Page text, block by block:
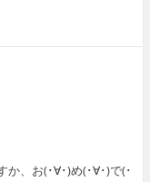
か、お(･∀･)め(･∀･)で(･